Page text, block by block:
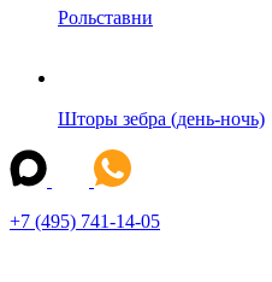
Рольставни
Шторы зебра (день-ночь)
+7 (495) 741-14-05